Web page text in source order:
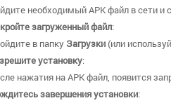
необходимый APK файл в сети и
загруженный файл:
в папкуЗагрузки (или
установку:
нажатия на APK файл, появится
завершения установки: